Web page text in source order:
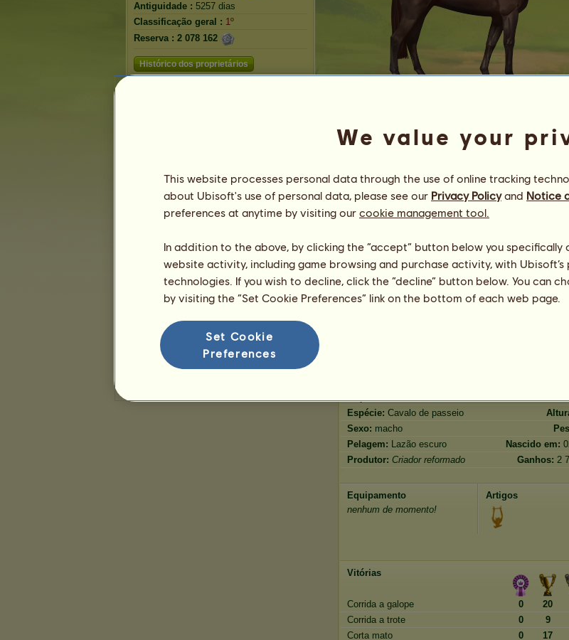
Antiguidade : 5257 dias
Classificação geral : 1º
Reserva : 2 078 162
Histórico dos proprietários
M 1159. 4
08:30
Energia
Saúde
Capacidades
Velocidade
Adestramento
Galope
Espécie: Cavalo de passeio
Sexo: macho
Pelagem: Lazão escuro Nascido em:
Produtor: Criador reformado Ganhos: 2
Equipamento
nenhum de momento!
Artigos
Vitórias
Corrida a galope 0 20
Corrida a trote
0 9
Corta mato
0 17
We value your
This website processes personal data through the use of online tracking
about Ubisoft's use of personal data, please see our Privacy Policyand Notice
preferences at anytime by visiting our cookie management tool.
In addition to the above, by clicking the “accept” button below you
website activity, including game browsing and purchase activity, with
technologies. If you wish to decline, click the “decline” button below. You can
by visiting the “Set Cookie Preferences” link on the bottom of each web page.
Set Cookie
Preferences